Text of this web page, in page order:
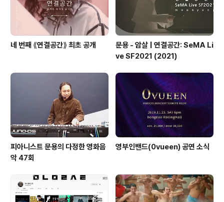
네 번째 ⟪연결공간⟫ 최초 공개
문용 - 암살 | 연결공간: SeMA Li
ve SF2021 (2021)
피아니스트 문용의 다정한 영화음
악 47회
영부인밴드(0vueen) 공연 소식